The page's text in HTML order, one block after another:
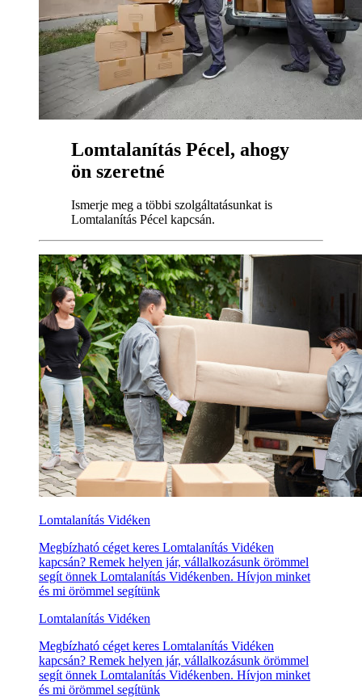
Lomtalanítás Pécel, ahogy
ön szeretné
Ismerje meg a többi szolgáltatásunkat is
Lomtalanítás Pécel kapcsán.
Lomtalanítás Vidéken
Megbízható céget keres Lomtalanítás Vidéken
kapcsán? Remek helyen jár, vállalkozásunk örömmel
segít önnek Lomtalanítás Vidékenben. Hívjon minket
és mi örömmel segítünk
Lomtalanítás Vidéken
Megbízható céget keres Lomtalanítás Vidéken
kapcsán? Remek helyen jár, vállalkozásunk örömmel
segít önnek Lomtalanítás Vidékenben. Hívjon minket
és mi örömmel segítünk